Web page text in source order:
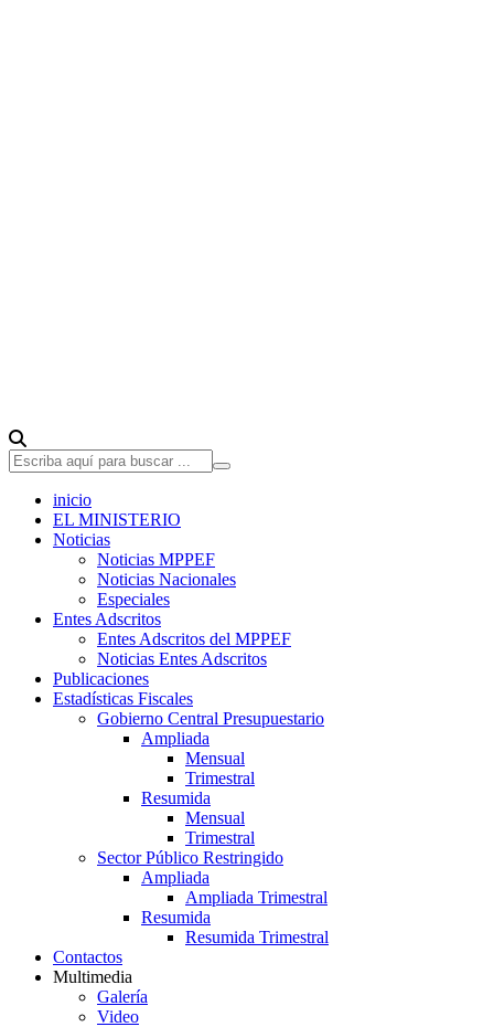
inicio
EL MINISTERIO
Noticias
Noticias MPPEF
Noticias Nacionales
Especiales
Entes Adscritos
Entes Adscritos del MPPEF
Noticias Entes Adscritos
Publicaciones
Estadísticas Fiscales
Gobierno Central Presupuestario
Ampliada
Mensual
Trimestral
Resumida
Mensual
Trimestral
Sector Público Restringido
Ampliada
Ampliada Trimestral
Resumida
Resumida Trimestral
Contactos
Multimedia
Galería
Video